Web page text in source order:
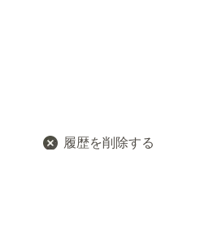
履歴を削除する